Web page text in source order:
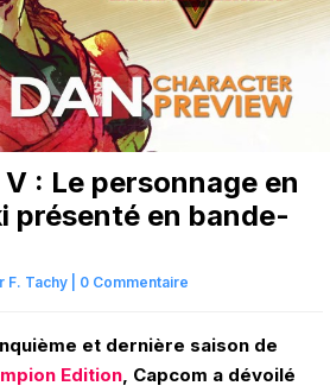
: Le personnage en
présenté en bande-
F. Tachy 0 Commentaire
et dernière saison de
Edition, Capcom a dévoilé